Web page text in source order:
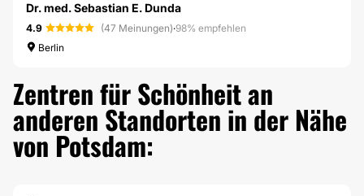
Dr. med. Sebastian E. Dunda
4.9 (47 Meinungen)·98% empfehlen
Berlin
Zentren für Schönheit an
anderen Standorten in der Nähe
von Potsdam: